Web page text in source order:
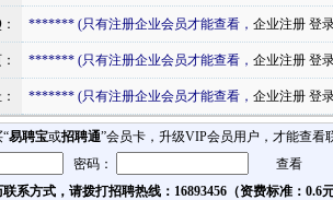
******* (只有注册企业会员才能查看， 企业注册 登
******* (只有注册企业会员才能查看， 企业注册 登
******* (只有注册企业会员才能查看， 企业注册 登
易聘宝或招聘通”会员卡，升级VIP会员用户，才能查看
密码：
系方式，请拨打招聘热线：16893456（资费标准：